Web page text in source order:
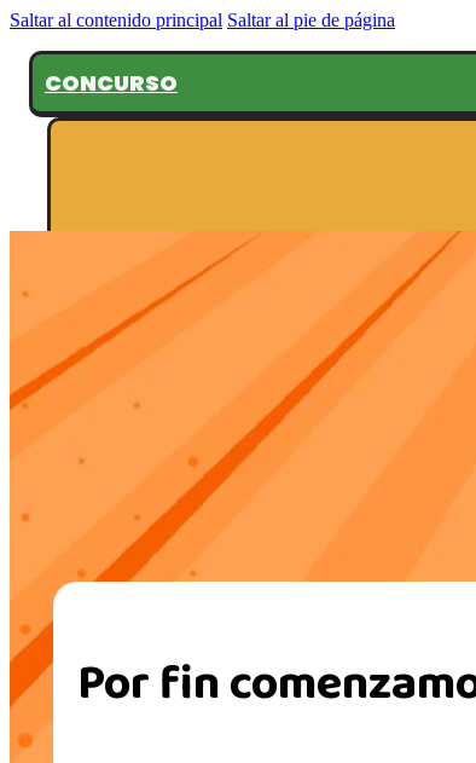
Saltar al contenido principal Saltar al pie de página
CONCURSO
Por fin